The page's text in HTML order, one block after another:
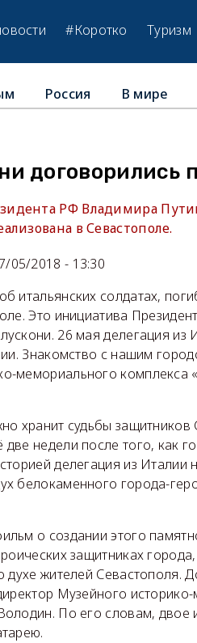
#Коротко Туризм
Россия В мире
договорились
РФ Владимира
в Севастополе.
05/2018 - 13:30
итальянских солдатах,
Это инициатива
26 мая делегация из
Знакомство с нашим
мемориального комплекса
хранит судьбы защитников
недели после того, как
делегация из Италии
белокаменного города-
о создании этого
защитниках
духе жителей Севастополя.
Музейного
По его словам, двое